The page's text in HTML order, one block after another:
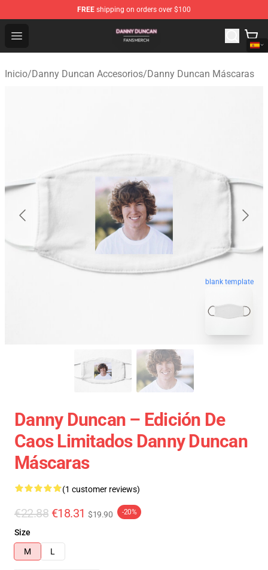
FREE shipping on orders over $100
Open menu
Danny Duncan Shop - Official Danny Duncan
Inicio/Danny Duncan Accesorios/Danny Duncan Máscaras
blank template
Danny Duncan – Edición De
Caos Limitados Danny Duncan
Máscaras
(1 customer reviews)
€22.88 €18.31 $19.90 -20%
Size
M
L